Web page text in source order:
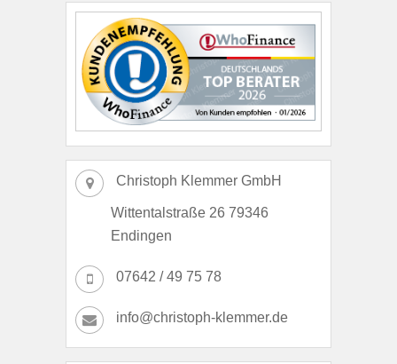
Christoph Klemmer GmbH
Wittentalstraße 26 79346
Endingen
07642 / 49 75 78
info@christoph-klemmer.de